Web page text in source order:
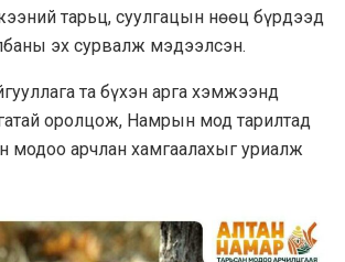
тарьц, суулгацын нөөц бүрдээд
эх сурвалж мэдээлсэн.
та бүхэн арга хэмжээнд
оролцож, Намрын мод тарилтад
модоо арчлан хамгаалахыг уриалж